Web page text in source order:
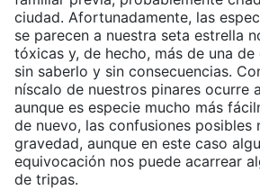
ciudad. Afortunadamente, las
se parecen a nuestra seta estrella
tóxicas y, de hecho, más de una
sin saberlo y sin consecuencias.
níscalo de nuestros pinares ocurre
aunque es especie mucho más
de nuevo, las confusiones posibles
gravedad, aunque en este caso
equivocación nos puede acarrear
de tripas.